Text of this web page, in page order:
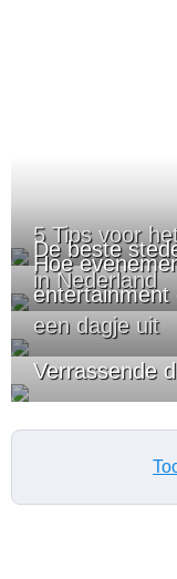
5 Tips voor
De beste
in Nederland
Hoe
entertainment
een dagje uit
Verrassende